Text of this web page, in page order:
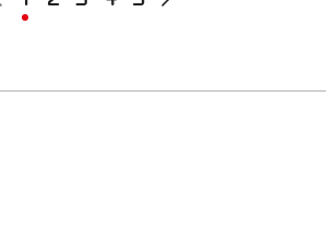
anterior
actual